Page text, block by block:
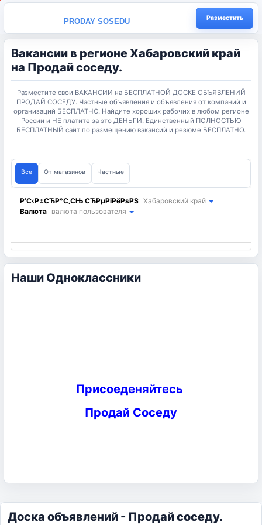
PRODAY SOSEDU Разместить
Вакансии в регионе Хабаровский край
на Продай соседу.
Разместите свои ВАКАНСИИ на БЕСПЛАТНОЙ ДОСКЕ ОБЪЯВЛЕНИЙ
ПРОДАЙ СОСЕДУ. Частные объявления и объявления от компаний и
организаций БЕСПЛАТНО. Найдите хороших рабочих в любом регионе
России и НЕ платите за это ДЕНЬГИ. Единственный ПОЛНОСТЬЮ
БЕСПЛАТНЫЙ сайт по размещению вакансий и резюме БЕСПЛАТНО.
Все От магазинов Частные
Р’С‹Р±СЂР°С‚СЊ СЂРµРіРёРѕРЅ Хабаровский край
Валюта валюта пользователя
Наши Одноклассники
Присоеденяйтесь
Продай Соседу
Доска объявлений - Продай соседу.